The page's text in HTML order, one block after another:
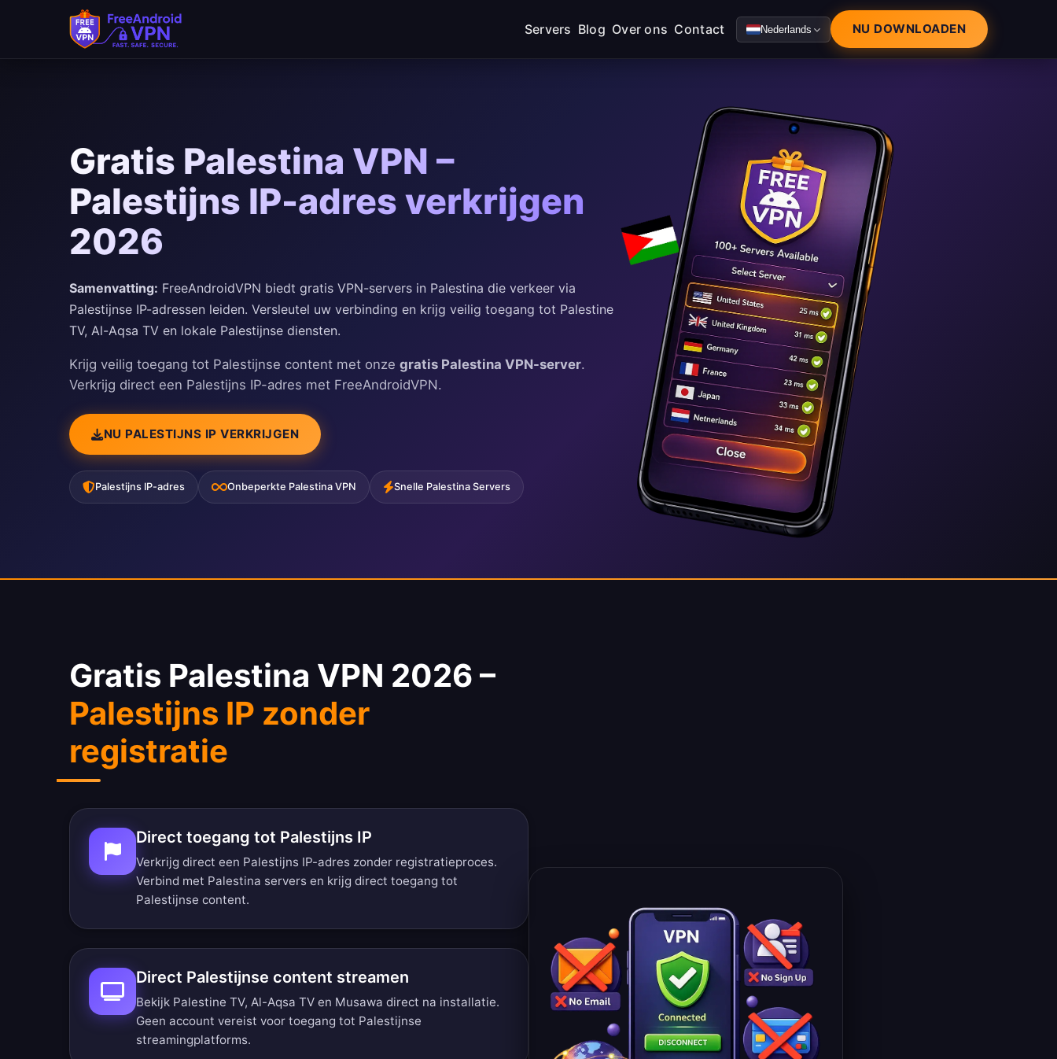
Servers Blog Over ons Contact Nederlands NU DOWNLOADEN
Gratis Palestina VPN –
Palestijns IP-adres verkrijgen
2026
Samenvatting: FreeAndroidVPN biedt gratis VPN-servers in Palestina die verkeer via
Palestijnse IP-adressen leiden. Versleutel uw verbinding en krijg veilig toegang tot Palestine
TV, Al-Aqsa TV en lokale Palestijnse diensten.
Krijg veilig toegang tot Palestijnse content met onze gratis Palestina VPN-server.
Verkrijg direct een Palestijns IP-adres met FreeAndroidVPN.
NU PALESTIJNS IP VERKRIJGEN
Palestijns IP-adres Onbeperkte Palestina VPN Snelle Palestina Servers
Gratis Palestina VPN 2026 –
Palestijns IP zonder
registratie
Direct toegang tot Palestijns IP
Verkrijg direct een Palestijns IP-adres zonder registratieproces.
Verbind met Palestina servers en krijg direct toegang tot
Palestijnse content.
Direct Palestijnse content streamen
Bekijk Palestine TV, Al-Aqsa TV en Musawa direct na installatie.
Geen account vereist voor toegang tot Palestijnse
streamingplatforms.